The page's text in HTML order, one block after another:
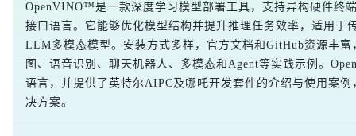
OpenVINO™是一款深度学习模型部署工具，支持异构硬件终
接口语言。它能够优化模型结构并提升推理任务效率，适用于
LLM多模态模型。安装方式多样，官方文档和GitHub资源丰
图、语音识别、聊天机器人、多模态和Agent等实践示例。
语言，并提供了英特尔AIPC及哪吒开发套件的介绍与使用案
决方案。